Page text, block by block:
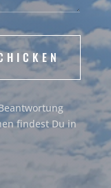
findest Du in